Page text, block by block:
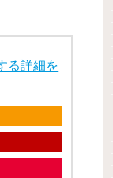
る詳細を